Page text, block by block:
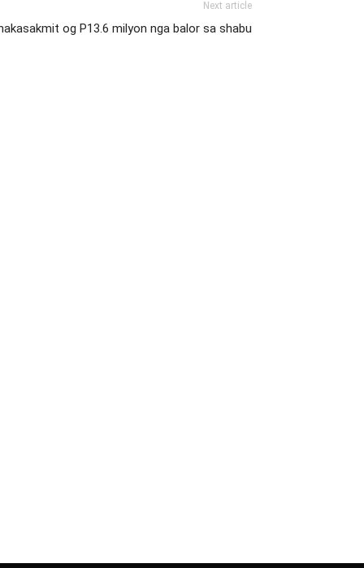
Next article
og P13.6 milyon nga balor sa shabu